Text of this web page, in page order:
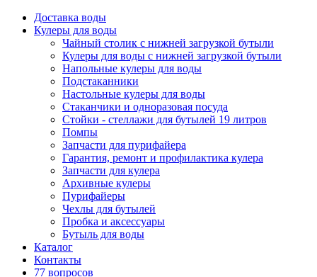
Доставка воды
Кулеры для воды
Чайный столик с нижней загрузкой бутыли
Кулеры для воды с нижней загрузкой бутыли
Напольные кулеры для воды
Подстаканники
Настольные кулеры для воды
Стаканчики и одноразовая посуда
Стойки - стеллажи для бутылей 19 литров
Помпы
Запчасти для пурифайера
Гарантия, ремонт и профилактика кулера
Запчасти для кулера
Архивные кулеры
Пурифайеры
Чехлы для бутылей
Пробка и аксессуары
Бутыль для воды
Каталог
Контакты
77 вопросов